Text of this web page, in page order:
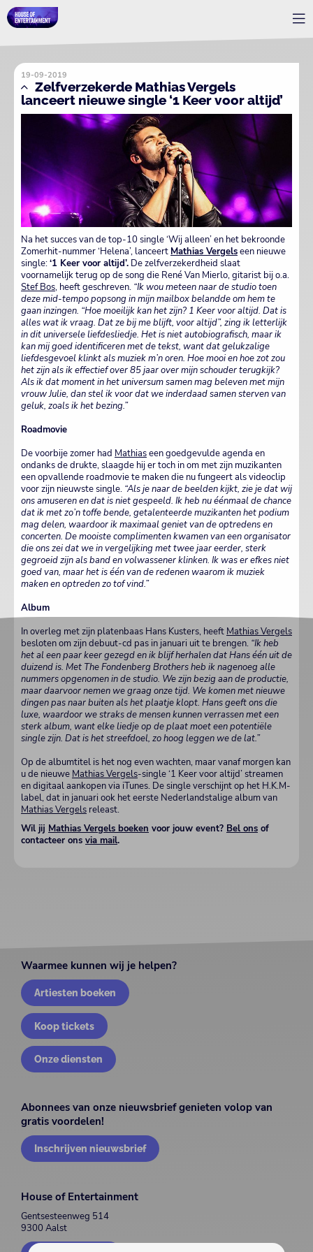
19-09-2019
Zelfverzekerde Mathias Vergels
lanceert nieuwe single ‘1 Keer voor altijd’
Na het succes van de top-10 single ‘Wij alleen’ en het bekroonde
Zomerhit-nummer ‘Helena’, lanceert Mathias Vergelseen nieuwe
single:‘1 Keer voor altijd’. De zelfverzekerdheid slaat
voornamelijk terug op de song die René Van Mierlo, gitarist bij o.a.
Stef Bos, heeft geschreven. “Ik wou meteen naar de studio toen
deze mid-tempo popsong in mijn mailbox belandde om hem te
gaan inzingen. “Hoe moeilijk kan het zijn? 1 Keer voor altijd. Dat is
alles wat ik vraag. Dat ze bij me blijft, voor altijd”, zing ik letterlijk
in dit universele liefdesliedje. Het is niet autobiografisch, maar ik
kan mij goed identificeren met de tekst, want dat gelukzalige
liefdesgevoel klinkt als muziek m’n oren. Hoe mooi en hoe zot zou
het zijn als ik effectief over 85 jaar over mijn schouder terugkijk?
Als ik dat moment in het universum samen mag beleven met mijn
vrouw Julie, dan stel ik voor dat we inderdaad samen sterven van
geluk, zoals ik het bezing.”
Roadmovie
De voorbije zomer had Mathiaseen goedgevulde agenda en
ondanks de drukte, slaagde hij er toch in om met zijn muzikanten
een opvallende roadmovie te maken die nu fungeert als videoclip
voor zijn nieuwste single. “Als je naar de beelden kijkt, zie je dat wij
ons amuseren en dat is niet gespeeld. Ik heb nu éénmaal de chance
dat ik met zo’n toffe bende, getalenteerde muzikanten het podium
mag delen, waardoor ik maximaal geniet van de optredens en
concerten. De mooiste complimenten kwamen van een organisator
die ons zei dat we in vergelijking met twee jaar eerder, sterk
gegroeid zijn als band en volwassener klinken. Ik was er efkes niet
goed van, maar het is één van de redenen waarom ik muziek
maken en optreden zo tof vind.”
Album
In overleg met zijn platenbaas Hans Kusters, heeft Mathias Vergels
besloten om zijn debuut-cd pas in januari uit te brengen. “Ik heb
het al een paar keer gezegd en ik blijf herhalen dat Hans één uit de
duizend is. Met The Fondenberg Brothers heb ik nagenoeg alle
nummers opgenomen in de studio. We zijn bezig aan de productie,
maar daarvoor nemen we graag onze tijd. We komen met nieuwe
dingen pas naar buiten als het plaatje klopt. Hans geeft ons die
luxe, waardoor we straks de mensen kunnen verrassen met een
sterk album, want elke liedje op de plaat moet een potentiële
single zijn. Dat is het streefdoel, zo hoog leggen we de lat.”
Op de albumtitel is het nog even wachten, maar vanaf morgen kan
u de nieuwe Mathias Vergels-single ‘1 Keer voor altijd’ streamen
en digitaal aankopen via iTunes. De single verschijnt op het H.K.M-
label, dat in januari ook het eerste Nederlandstalige album van
Mathias Vergels releast.
Wil jij Mathias Vergels boeken voor jouw event? Bel ons of
contacteer ons via mail.
Waarmee kunnen wij je helpen?
Artiesten boeken
Koop tickets
Onze diensten
Abonnees van onze nieuwsbrief genieten volop van
gratis voordelen!
Inschrijven nieuwsbrief
House of Entertainment
Gentsesteenweg 514
9300 Aalst